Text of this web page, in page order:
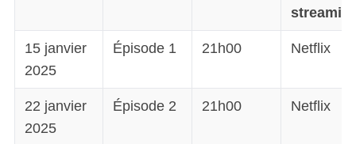
15 janvier
2025
Épisode 1 21h00 Netflix
22 janvier
2025
Épisode 2 21h00 Netflix